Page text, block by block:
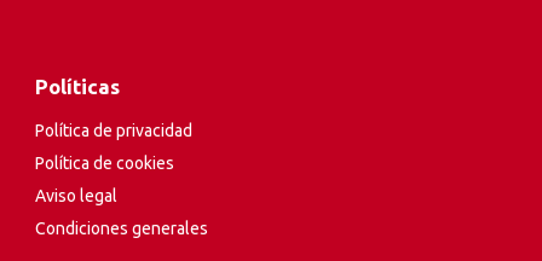
Políticas
Política de privacidad
Política de cookies
Aviso legal
Condiciones generales